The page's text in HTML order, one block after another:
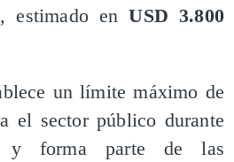
estimado enUSD 3.800
un límite máximo de
el sector público durante
y forma parte de las